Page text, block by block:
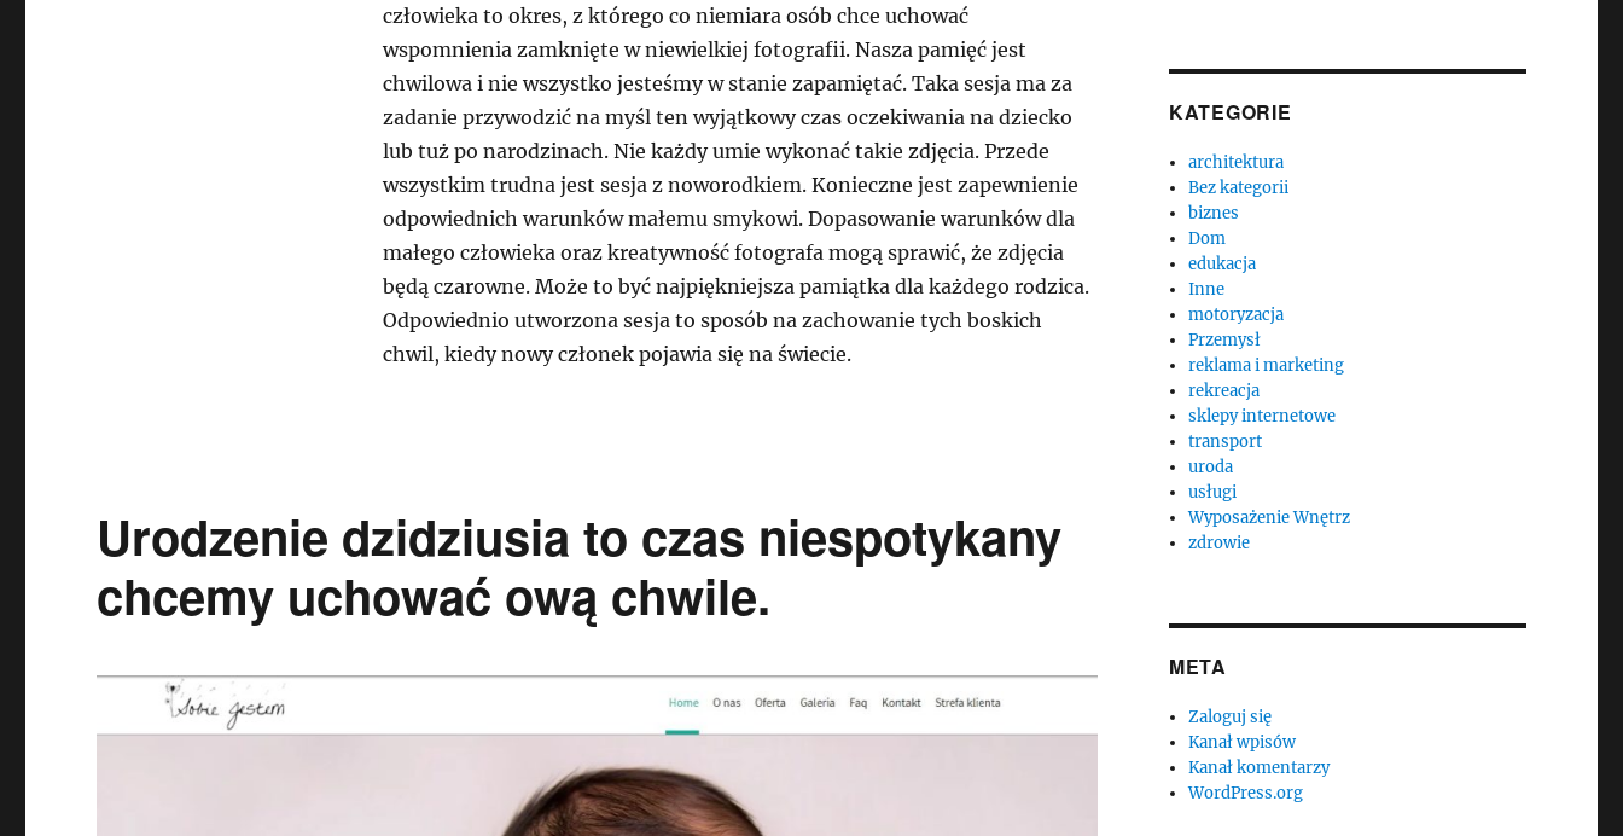
człowieka to okres, z którego co niemiara osób chce uchować
wspomnienia zamknięte w niewielkiej fotografii. Nasza pamięć jest
chwilowa i nie wszystko jesteśmy w stanie zapamiętać. Taka sesja ma za
zadanie przywodzić na myśl ten wyjątkowy czas oczekiwania na dziecko
lub tuż po narodzinach. Nie każdy umie wykonać takie zdjęcia. Przede
wszystkim trudna jest sesja z noworodkiem. Konieczne jest zapewnienie
odpowiednich warunków małemu smykowi. Dopasowanie warunków dla
małego człowieka oraz kreatywność fotografa mogą sprawić, że zdjęcia
będą czarowne. Może to być najpiękniejsza pamiątka dla każdego rodzica.
Odpowiednio utworzona sesja to sposób na zachowanie tych boskich
chwil, kiedy nowy członek pojawia się na świecie.
Urodzenie dzidziusia to czas niespotykany
chcemy uchować ową chwile.
KATEGORIE
architektura
Bez kategorii
biznes
Dom
edukacja
Inne
motoryzacja
Przemysł
reklama i marketing
rekreacja
sklepy internetowe
transport
uroda
usługi
Wyposażenie Wnętrz
zdrowie
META
Zaloguj się
Kanał wpisów
Kanał komentarzy
WordPress.org